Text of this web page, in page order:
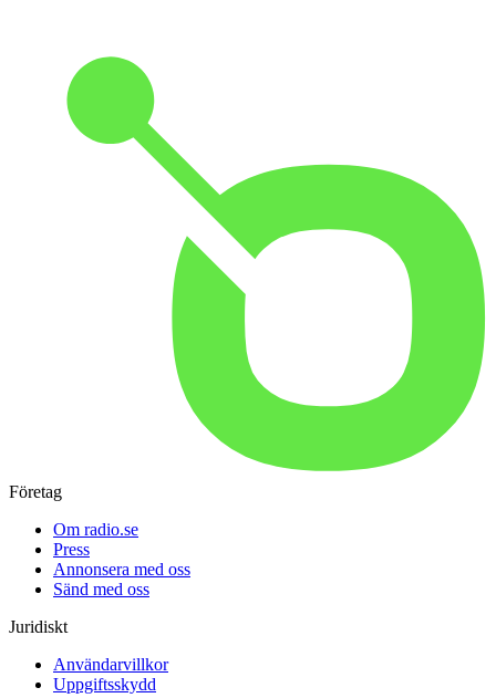
Företag
Om radio.se
Press
Annonsera med oss
Sänd med oss
Juridiskt
Användarvillkor
Uppgiftsskydd